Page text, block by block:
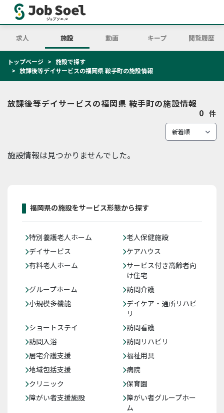
求人 施設 動画 キープ 閲覧履歴
トップページ
施設で探す
放課後等デイサービスの福岡県 鞍手町の施設情報
放課後等デイサービスの福岡県 鞍手町の施設情報
0 件
施設情報は見つかりませんでした。
福岡県の施設をサービス形態から探す
特別養護老人ホーム
老人保健施設
デイサービス
ケアハウス
有料老人ホーム
サービス付き高齢者向
け住宅
グループホーム
訪問介護
小規模多機能
デイケア・通所リハビ
リ
ショートステイ
訪問看護
訪問入浴
訪問リハビリ
居宅介護支援
福祉用具
地域包括支援
病院
クリニック
保育園
障がい者支援施設
障がい者グループホー
ム